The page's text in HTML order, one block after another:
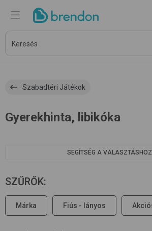
Szabadtéri Játékok
Gyerekhinta, libikóka
SEGÍTSÉG A VÁLASZTÁSHOZ
SZŰRŐK:
Márka Fiús - lányos